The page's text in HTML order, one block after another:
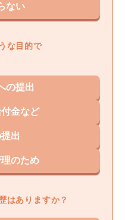
ない
な目的で
の提出
金など
出
のため
はありますか？